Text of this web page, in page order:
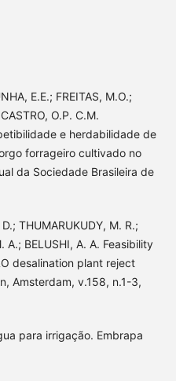
E.E.; FREITAS, M.O.;
O.P. C.M.
e herdabilidade de
forrageiro cultivado no
da Sociedade Brasileira de
THUMARUKUDY, M. R.;
A.; BELUSHI, A. A. Feasibility
desalination plant reject
Amsterdam, v.158, n.1-3,
para irrigação. Embrapa